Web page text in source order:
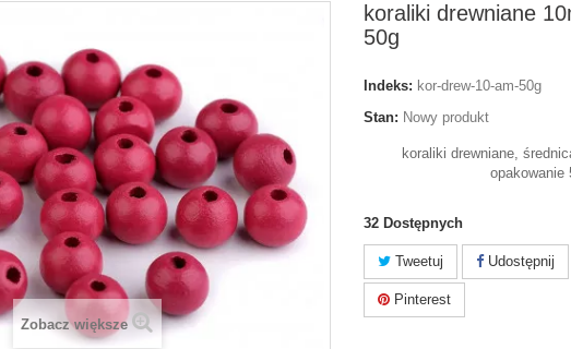
Zobacz większe
koraliki drewniane
50g
Indeks: kor-drew-10-am-50g
Stan: Nowy produkt
koraliki drewniane,
opakowanie
32 Dostępnych
Tweetuj Udostępnij
Pinterest